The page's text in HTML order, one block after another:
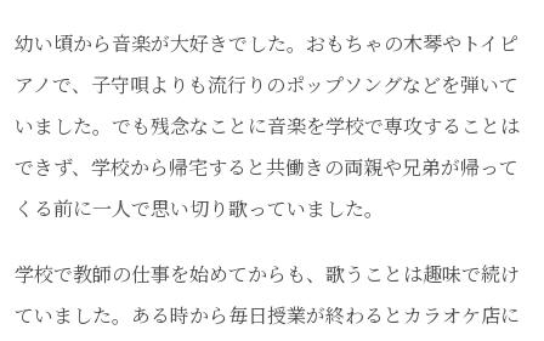
幼い頃から音楽が大好きでした。おもちゃの木琴やトイピ
アノで、子守唄よりも流行りのポップソングなどを弾いて
いました。でも残念なことに音楽を学校で専攻することは
できず、学校から帰宅すると共働きの両親や兄弟が帰って
くる前に一人で思い切り歌っていました。
学校で教師の仕事を始めてからも、歌うことは趣味で続け
ていました。ある時から毎日授業が終わるとカラオケ店に